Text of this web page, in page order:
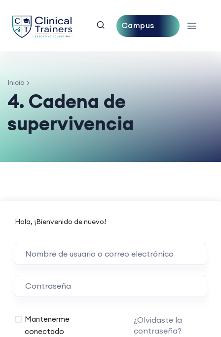
Campus
Inicio
4. Cadena de
supervivencia
Hola, ¡Bienvenido de nuevo!
Mantenerme
conectado
¿Olvidaste la
contraseña?